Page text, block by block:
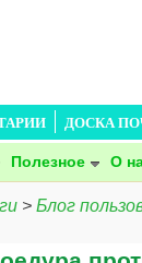
ДОСКА
Полезное О
> Блог